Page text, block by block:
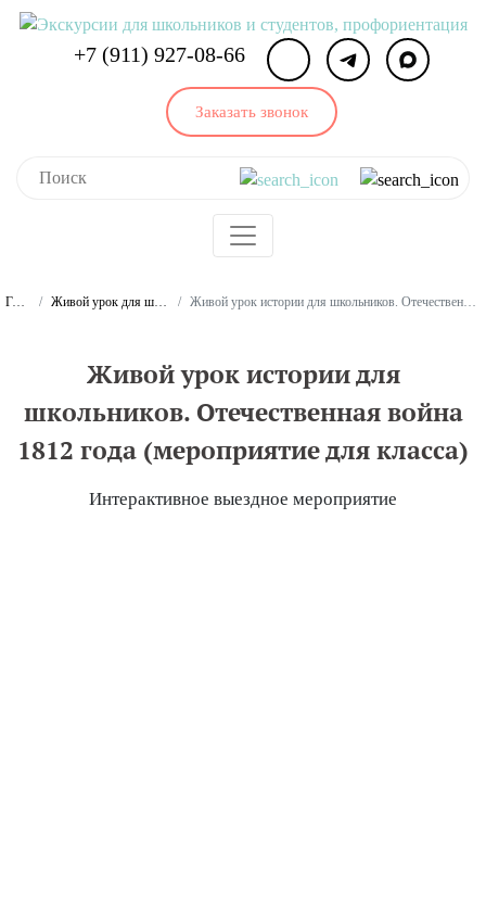
+7 (911) 927-08-66
Заказать звонок
Главная Живой урок для школьников и студентов Живой урок истории для школьников. Отечественная война 1812 года (мероприятие для класса)
Живой урок истории для
школьников. Отечественная война
1812 года (мероприятие для класса)
Интерактивное выездное мероприятие